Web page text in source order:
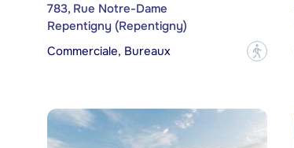
783, Rue Notre-Dame
Repentigny (Repentigny)
Commerciale, Bureaux
?